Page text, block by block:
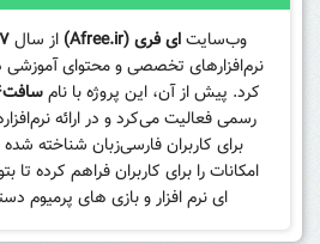
وب‌سایتای فری (Afree.ir) از سال
نرم‌افزارهای تخصصی و محتوای آموزشی
کرد. پیش از آن، این پروژه با نامسافت۴
رسمی فعالیت می‌کرد و در ارائه
برای کاربران فارسی‌زبان شناخته
امکانات را برای کاربران فراهم کرده تا
ای نرم افزار و بازی های پرمیوم